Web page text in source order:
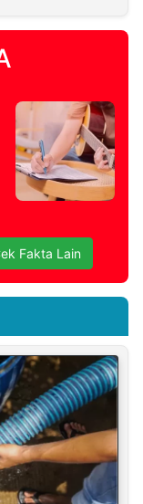
Fakta Lain